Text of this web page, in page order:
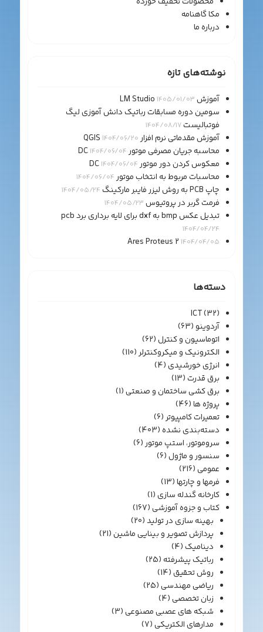
مکا گاهنامه
درباره ما
نوشته‌های تازه
آموزش LM Studio 1405/01/03
سومین دوره مسابقات رباتیک دانش آموزی لیگ
فوتبالیست1404/08/17
آموزش مقدماتی نرم افزار QGIS1404/06/20
محاسبه جریان مصرفی موتور DC1404/06/04
معکوس کردن دور موتور DC1404/06/04
محاسبات مربوط به انتخاب موتور 1404/06/04
چاپ PCB به روش لیزر فایبر مارکینگ 1404/05/24
فرمت گربر در پروتیوس 1404/05/23
تبدیل عکس bmp به dxf برای لایه برداری برد pcb
1404/04/24
Ares Proteus 2 1404/04/05
دسته‌ها
ICT(32)
آردوینو(63)
اتوماسیون و کنترل(62)
الکترونیک و میکروکنترلر(110)
انرژی خورشیدی(4)
برق قدرت(13)
برق کشی ساختمان و صنعتی(1)
پروژه ها(46)
تعمیرات کامپیوتر(6)
دسته‌بندی نشده(403)
سروموتور، استپ موتور(6)
سنسور و ماژول(6)
عمومی(216)
فرمها و چارتها(13)
کارخانه گندله سازی(1)
کتاب و جزوه آموزشی(167)
بهینه سازی در تولید(20)
پردازش تصویر و بینایی ماشین(21)
دینامیک(4)
رباتیک پیشرفته(25)
روش تحقیق(14)
ریاضی مهندسی(25)
زبان تخصصی(4)
شبکه های عصبی مصنوعی(3)
مدارهای الکتریکی(7)